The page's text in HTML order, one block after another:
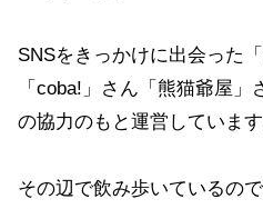
SNSをきっかけに出会った
「coba!」さん「熊猫爺屋
の協力のもと運営しています
その辺で飲み歩いているの